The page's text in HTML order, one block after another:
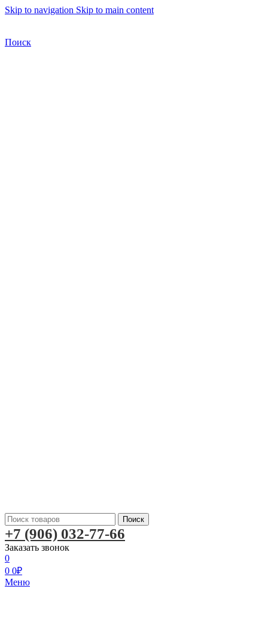
Skip to navigation Skip to main content
Поиск
Поиск
+7 (906) 032-77-66
Заказать звонок
0
0 0₽
Меню